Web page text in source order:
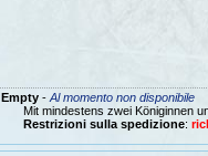
Empty- Al momento non disponibile
Mit mindestens zwei Königinnen
Restrizioni sulla spedizione: